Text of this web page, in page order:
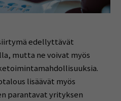
edellyttävät
mutta ne voivat myös
lisäävät myös
parantavat yrityksen